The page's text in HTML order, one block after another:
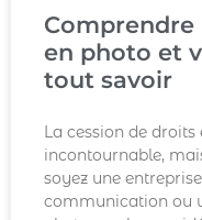
Comprendre
en photo et
tout savoir
La cession de
incontournable,
soyez une
communication ou